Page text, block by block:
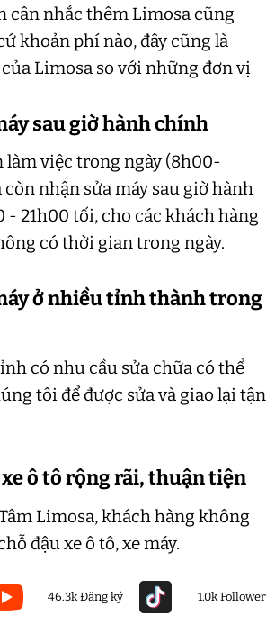
cân nhắc thêm Limosa cũng
khoản phí nào, đây cũng là
Limosa so với những đơn vị
sau giờ hành chính
làm việc trong ngày (8h00-
nhận sửa máy sau giờ hành
21h00 tối, cho các khách hàng
có thời gian trong ngày.
ở nhiều tỉnh thành trong
có nhu cầu sửa chữa có thể
tôi để được sửa và giao lại tận
xe ô tô rộng rãi, thuận tiện
Limosa, khách hàng không
đậu xe ô tô, xe máy.
46.3k Đăng ký 1.0k Follower